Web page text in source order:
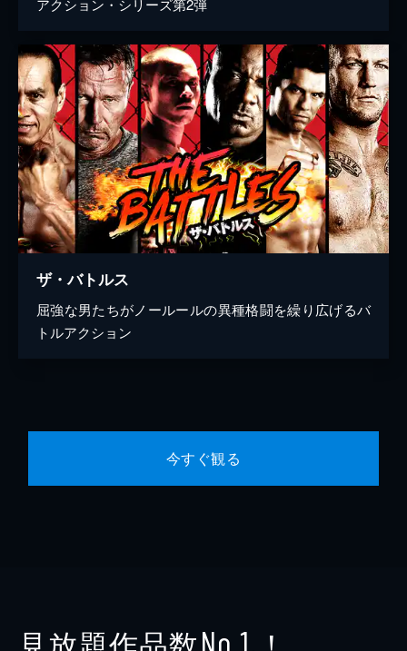
アクション・シリーズ第2弾
ザ・バトルス
屈強な男たちがノールールの異種格闘を繰り広げるバ
トルアクション
今すぐ観る
見放題作品数No.1 ！